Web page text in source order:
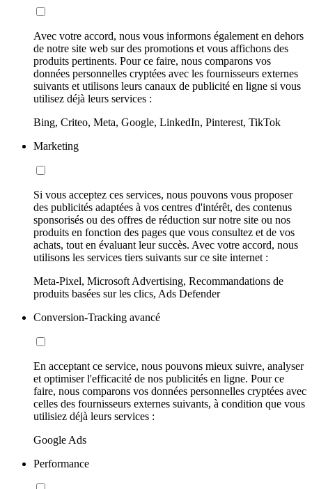
Avec votre accord, nous vous informons également en dehors
de notre site web sur des promotions et vous affichons des
produits pertinents. Pour ce faire, nous comparons vos
données personnelles cryptées avec les fournisseurs externes
suivants et utilisons leurs canaux de publicité en ligne si vous
utilisez déjà leurs services :
Bing, Criteo, Meta, Google, LinkedIn, Pinterest, TikTok
Marketing
Si vous acceptez ces services, nous pouvons vous proposer
des publicités adaptées à vos centres d'intérêt, des contenus
sponsorisés ou des offres de réduction sur notre site ou nos
produits en fonction des pages que vous consultez et de vos
achats, tout en évaluant leur succès. Avec votre accord, nous
utilisons les services tiers suivants sur ce site internet :
Meta-Pixel, Microsoft Advertising, Recommandations de
produits basées sur les clics, Ads Defender
Conversion-Tracking avancé
En acceptant ce service, nous pouvons mieux suivre, analyser
et optimiser l'efficacité de nos publicités en ligne. Pour ce
faire, nous comparons vos données personnelles cryptées avec
celles des fournisseurs externes suivants, à condition que vous
utilisiez déjà leurs services :
Google Ads
Performance